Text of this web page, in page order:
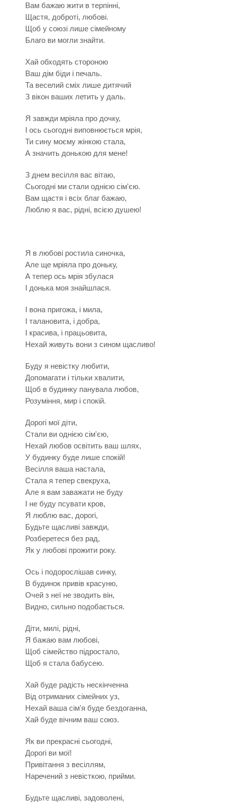
Вам бажаю жити в терпінні,
Щастя, доброті, любові.
Щоб у союзі лише сімейному
Благо ви могли знайти.
Хай обходять стороною
Ваш дім біди і печаль.
Та веселий сміх лише дитячий
З вікон ваших летить у даль.
Я завжди мріяла про дочку,
І ось сьогодні виповнюється мрія,
Ти сину моєму жінкою стала,
А значить донькою для мене!
З днем весілля вас вітаю,
Сьогодні ми стали однією сім'єю.
Вам щастя і всіх благ бажаю,
Люблю я вас, рідні, всією душею!
Я в любові ростила синочка,
Але ще мріяла про доньку,
А тепер ось мрія збулася
І донька моя знайшлася.
І вона пригожа, і мила,
І талановита, і добра,
І красива, і працьовита,
Нехай живуть вони з сином щасливо!
Буду я невістку любити,
Допомагати і тільки хвалити,
Щоб в будинку панувала любов,
Розуміння, мир і спокій.
Дорогі мої діти,
Стали ви однією сім'єю,
Нехай любов освітить ваш шлях,
У будинку буде лише спокій!
Весілля ваша настала,
Стала я тепер свекруха,
Але я вам заважати не буду
І не буду псувати кров,
Я люблю вас, дорогі,
Будьте щасливі завжди,
Розберетеся без рад,
Як у любові прожити року.
Ось і подорослішав синку,
В будинок привів красуню,
Очей з неї не зводить він,
Видно, сильно подобається.
Діти, милі, рідні,
Я бажаю вам любові,
Щоб сімейство підростало,
Щоб я стала бабусею.
Хай буде радість нескінченна
Від отриманих сімейних уз,
Нехай ваша сім'я буде бездоганна,
Хай буде вічним ваш союз.
Як ви прекрасні сьогодні,
Дорогі ви мої!
Привітання з весіллям,
Наречений з невісткою, прийми.
Будьте щасливі, задоволені,